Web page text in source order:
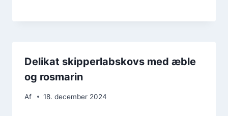
Delikat skipperlabskovs med æble
og rosmarin
Af 18. december 2024